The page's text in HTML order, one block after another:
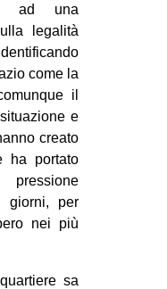
ad una
legalità
come la
il
e
creato
ha portato
pressione
giorni, per
nei più
sa